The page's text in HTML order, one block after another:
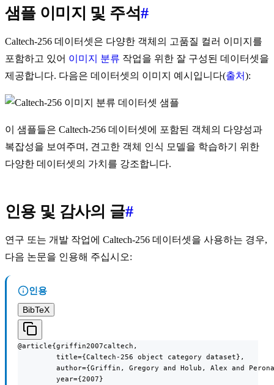
샘플 이미지 및 주석#
Caltech-256 데이터셋은 다양한 객체의 고품질 컬러 이미지를
포함하고 있어 이미지 분류 작업을 위한 잘 구성된 데이터셋을
제공합니다. 다음은 데이터셋의 이미지 예시입니다(출처):
이 샘플들은 Caltech-256 데이터셋에 포함된 객체의 다양성과
복잡성을 보여주며, 견고한 객체 인식 모델을 학습하기 위한
다양한 데이터셋의 가치를 강조합니다.
인용 및 감사의 글#
연구 또는 개발 작업에 Caltech-256 데이터셋을 사용하는 경우,
다음 논문을 인용해 주십시오:
인용
BibTeX
@article{griffin2007caltech,
         title={Caltech-256 object category dataset},
author={Griffin, Gregory and Holub, Alex and
         year={2007}